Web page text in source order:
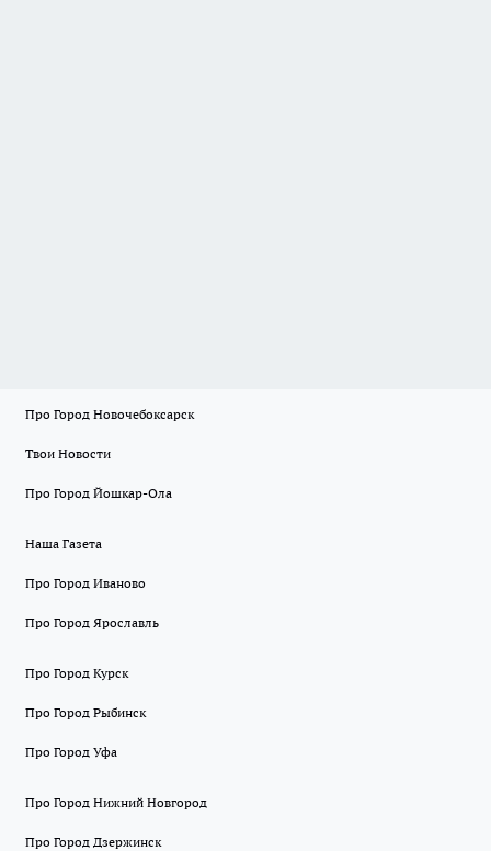
Про Город Новочебоксарск
Твои Новости
Про Город Йошкар-Ола
Наша Газета
Про Город Иваново
Про Город Ярославль
Про Город Курск
Про Город Рыбинск
Про Город Уфа
Про Город Нижний Новгород
Про Город Дзержинск